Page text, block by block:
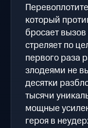
который
бросает
стреляет по
первого раза
злодеями не
десятки
тысячи
мощные
героя в